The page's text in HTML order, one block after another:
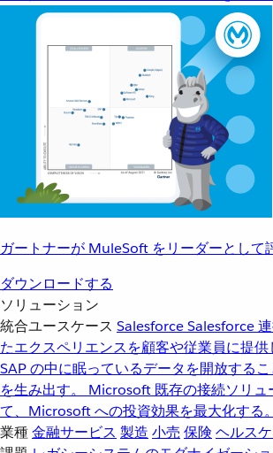
ガートナーが MuleSoft をリーダーとして
ダウンロードする
ソリューション
統合ユースケース SalesforceSalesforce
たエクスペリエンスを顧客や従業員に提供
SAP の中に眠っているデータを開放する
を生み出す。
Microsoft 既存の接続ソリュ
て、Microsoft への投資効果を最大化する。
業種金融サービス 製造 小売 保険 ヘルス